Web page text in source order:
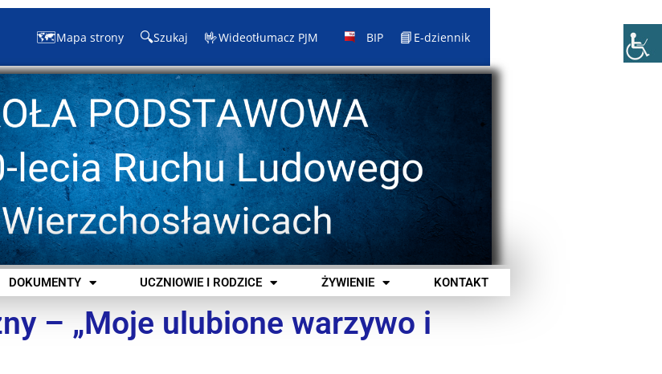
🗺️Mapa strony 🔍Szukaj 🤟Wideotłumacz PJM BIP 📘 E-dziennik
DOKUMENTY UCZNIOWIE I RODZICE ŻYWIENIE KONTAKT
– „Moje ulubione warzywo i